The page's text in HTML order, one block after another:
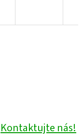
Kontaktujte nás!